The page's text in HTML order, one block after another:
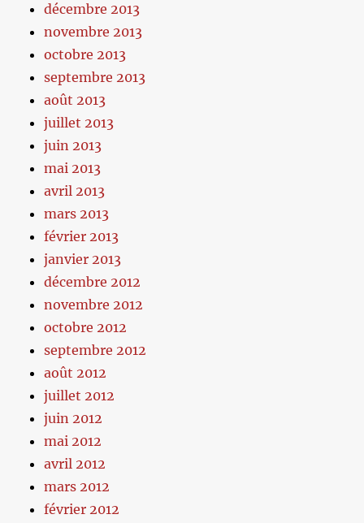
décembre 2013
novembre 2013
octobre 2013
septembre 2013
août 2013
juillet 2013
juin 2013
mai 2013
avril 2013
mars 2013
février 2013
janvier 2013
décembre 2012
novembre 2012
octobre 2012
septembre 2012
août 2012
juillet 2012
juin 2012
mai 2012
avril 2012
mars 2012
février 2012